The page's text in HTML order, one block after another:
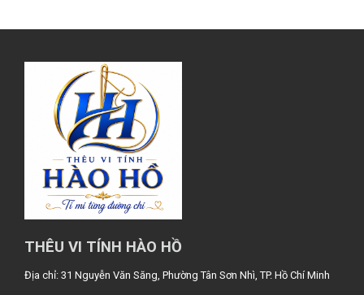
THÊU VI TÍNH HÀO HỒ
Địa chỉ: 31 Nguyễn Văn Săng, Phường Tân Sơn Nhì, TP. Hồ Chí Minh